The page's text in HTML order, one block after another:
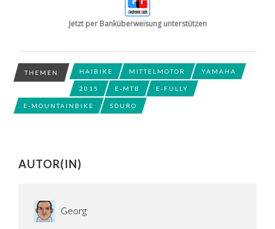
Jetzt per Banküberweisung unterstützen
THEMEN HAIBIKE MITTELMOTOR YAMAHA
2015 E-MTB E-FULLY
E-MOUNTAINBIKE SDURO
AUTOR(IN)
Georg